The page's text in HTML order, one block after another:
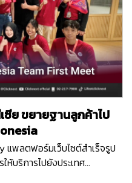
ย ขยายฐานลูกค้าไป
แพลตฟอร์มเว็บไซต์สำเร็จรูป
ห้บริการไปยังประเทศ